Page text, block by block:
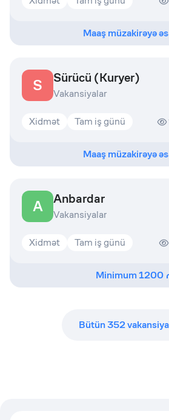
Maaş müzakirəyə
S Sürücü (Kuryer)
Vakansiyalar
Xidmət Tam iş günü
Maaş müzakirəyə
A Anbardar
Vakansiyalar
Xidmət Tam iş günü
Minimum1200
Bütün352